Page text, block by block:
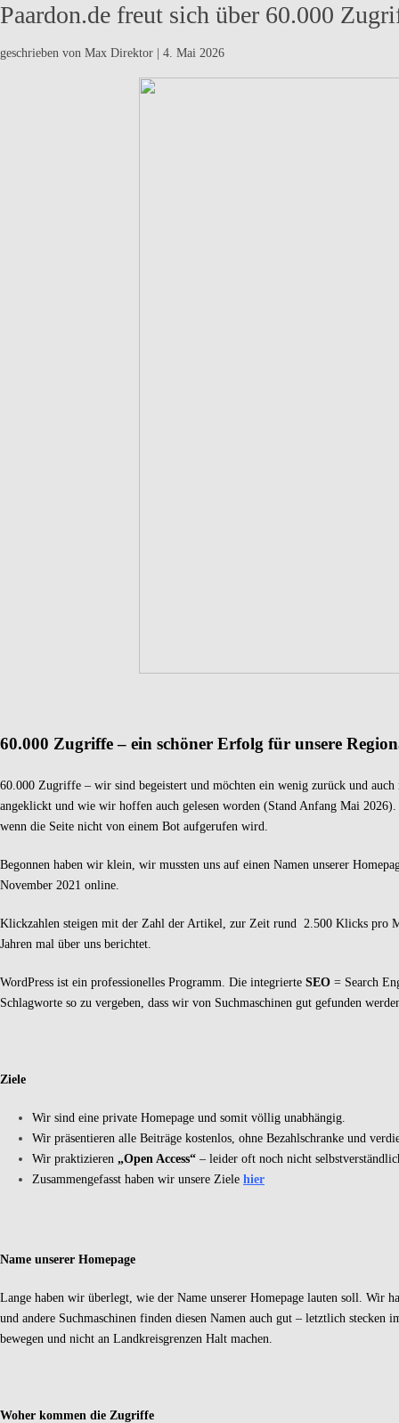
Paardon.de freut sich über 60.000
geschrieben von Max Direktor 4. Mai 2026
60.000 Zugriffe – ein schöner Erfolg für unsere
60.000 Zugriffe – wir sind begeistert und möchten ein wenig zurück und
angeklickt und wie wir hoffen auch gelesen worden (Stand Anfang Mai
wenn die Seite nicht von einem Bot aufgerufen wird.
Begonnen haben wir klein, wir mussten uns auf einen Namen unserer
November 2021 online.
Klickzahlen steigen mit der Zahl der Artikel, zur Zeit rund 2.500 Klicks pro
Jahren mal über uns berichtet.
WordPress ist ein professionelles Programm. Die integrierte SEO = Search
Schlagworte so zu vergeben, dass wir von Suchmaschinen gut gefunden
Ziele
Wir sind eine private Homepage und somit völlig unabhängig.
Wir präsentieren alle Beiträge kostenlos, ohne Bezahlschranke und
Wir praktizieren „Open Access“ – leider oft noch nicht
Zusammengefasst haben wir unsere Ziele hier
Name unserer Homepage
Lange haben wir überlegt, wie der Name unserer Homepage lauten soll. Wir
und andere Suchmaschinen finden diesen Namen auch gut – letztlich
bewegen und nicht an Landkreisgrenzen Halt machen.
Woher kommen die Zugriffe